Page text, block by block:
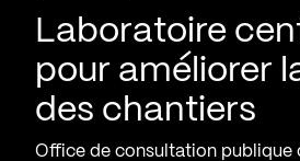
Laboratoire
pour améliorer
des chantiers
Office de consultation publique